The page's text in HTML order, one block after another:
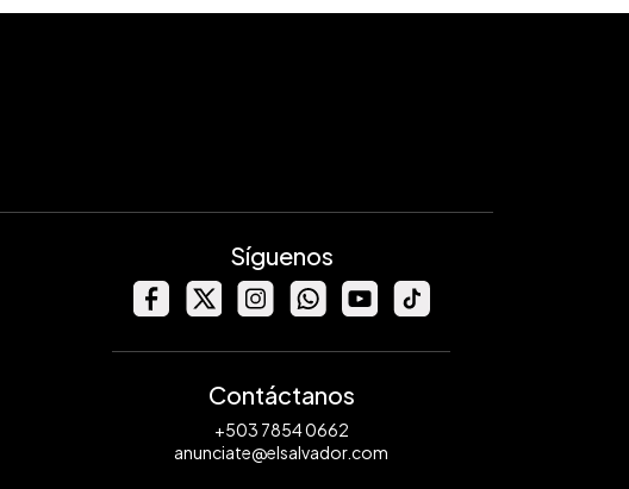
Síguenos
Contáctanos
+503 7854 0662
anunciate@elsalvador.com